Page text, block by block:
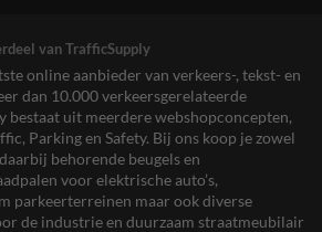
van TrafficSupply
online aanbieder van verkeers-, tekst- en
dan 10.000 verkeersgerelateerde
bestaat uit meerdere webshopconcepten,
Parking en Safety. Bij ons koop je zowel
behorende beugels en
voor elektrische auto’s,
parkeerterreinen maar ook diverse
de industrie en duurzaam straatmeubilair